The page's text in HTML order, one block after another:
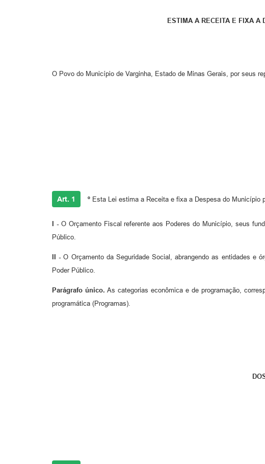
ESTIMA A RECEITA E FIXA A
O Povo do Município de Varginha, Estado de Minas Gerais, por seus
Art. 1 º Esta Lei estima a Receita e fixa a Despesa do Município
I - O Orçamento Fiscal referente aos Poderes do Município, seus
Público.
II -O Orçamento da Seguridade Social, abrangendo as entidades e
Poder Público.
Parágrafo único. As categorias econômica e de programação,
programática (Programas).